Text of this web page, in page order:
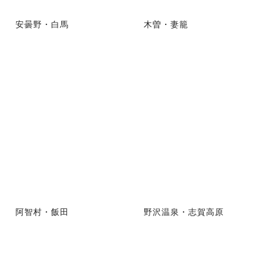
安曇野・白馬 木曽・妻籠
阿智村・飯田 野沢温泉・志賀高原